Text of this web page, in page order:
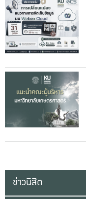
ข่าวนิสิต